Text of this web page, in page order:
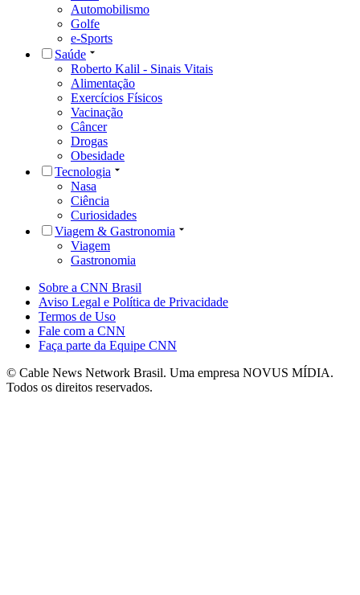
Automobilismo
Golfe
e-Sports
Saúde
Roberto Kalil - Sinais Vitais
Alimentação
Exercícios Físicos
Vacinação
Câncer
Drogas
Obesidade
Tecnologia
Nasa
Ciência
Curiosidades
Viagem & Gastronomia
Viagem
Gastronomia
Sobre a CNN Brasil
Aviso Legal e Política de Privacidade
Termos de Uso
Fale com a CNN
Faça parte da Equipe CNN
© Cable News Network Brasil. Uma empresa NOVUS MÍDIA.
Todos os direitos reservados.